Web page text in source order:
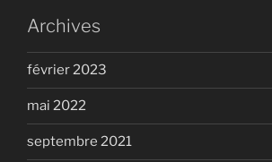
Archives
février 2023
mai 2022
septembre 2021